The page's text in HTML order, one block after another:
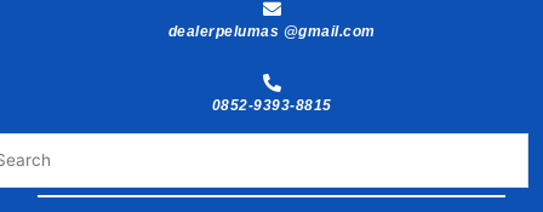
dealerpelumas @gmail.com
0852-9393-8815